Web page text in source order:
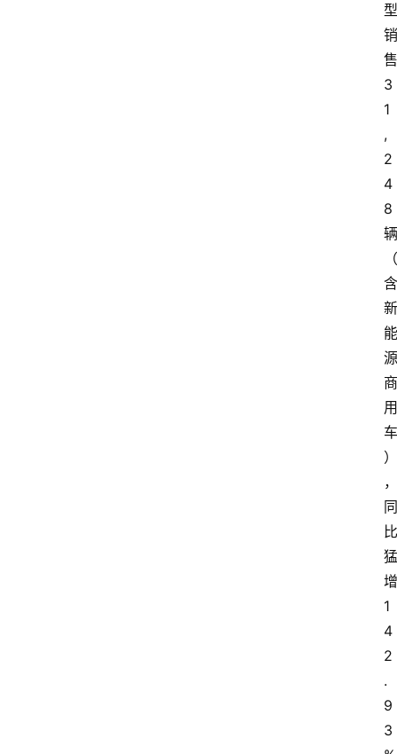
型
销
售
3
1
,
2
4
8
辆
（
含
新
能
源
商
用
车
）
，
同
比
猛
增
1
4
2
.
9
3